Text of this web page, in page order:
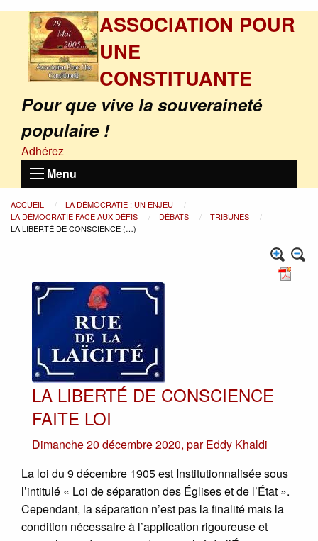
ASSOCIATION POUR
UNE
CONSTITUANTE
Pour que vive la souveraineté
populaire !
Adhérez
Menu
ACCUEIL
LA DÉMOCRATIE : UN ENJEU
LA DÉMOCRATIE FACE AUX DÉFIS
DÉBATS
TRIBUNES
LA LIBERTÉ DE CONSCIENCE (…)
LA LIBERTÉ DE CONSCIENCE
FAITE LOI
Dimanche 20 décembre 2020, parEddy Khaldi
La loi du 9 décembre 1905 est Institutionnalisée sous
l’intitulé « Loi de séparation des Églises et de l’État ».
Cependant, la séparation n’est pas la finalité mais la
condition nécessaire à l’application rigoureuse et